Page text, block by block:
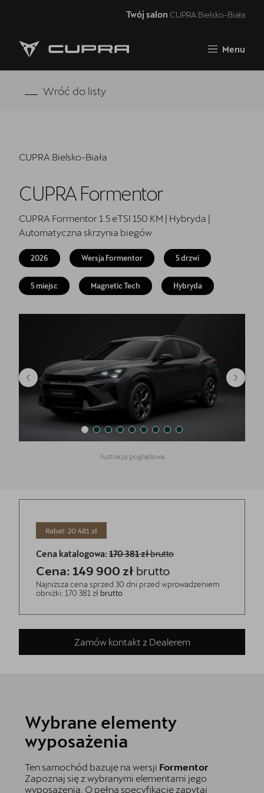
Twój salon CUPRA Bielsko-Biała
Menu
Strona główna
Oferta i aktualności
Finansowanie
Serwis
Oryginalne części zamienne
Akcesoria CUPRA
5 lat gwarancji
Kontakt
Wróć do listy
CUPRA Bielsko-Biała
CUPRA Formentor
CUPRA Formentor 1.5 eTSI 150 KM | Hybryda |
Automatyczna skrzynia biegów
2026 Wersja Formentor 5 drzwi
5 miejsc Magnetic Tech Hybryda
Ilustracja poglądowa
Rabat: 20 481 zł
Cena katalogowa: 170 381 złbrutto
Cena: 149 900 zł brutto
Najniższa cena sprzed 30 dni przed wprowadzeniem
obniżki: 170 381 zł brutto
Zamów kontakt z Dealerem
Wybrane elementy
wyposażenia
Ten samochód bazuje na wersji Formentor
Zapoznaj się z wybranymi elementami jego
wyposażenia. O pełną specyfikację zapytaj